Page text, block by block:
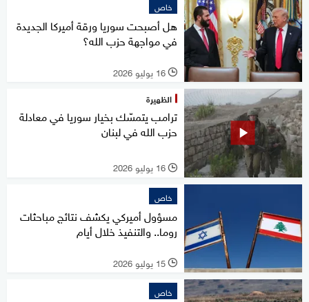
خاص
هل أصبحت سوريا ورقة أميركا الجديدة
في مواجهة حزب الله؟
l 16 يوليو 2026
الظهيرة
ترامب يتمسّك بخيار سوريا في معادلة
حزب الله في لبنان
l 16 يوليو 2026
خاص
مسؤول أميركي يكشف نتائج مباحثات
روما.. والتنفيذ خلال أيام
l 15 يوليو 2026
خاص